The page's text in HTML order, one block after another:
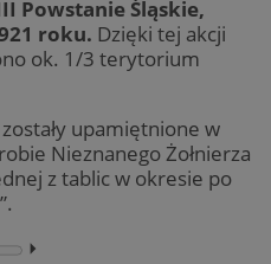
Powstanie Śląskie,
roku. Dzięki tej akcji
ok. 1/3 terytorium
upamiętnione w
Nieznanego Żołnierza
z tablic w okresie po
⏵︎